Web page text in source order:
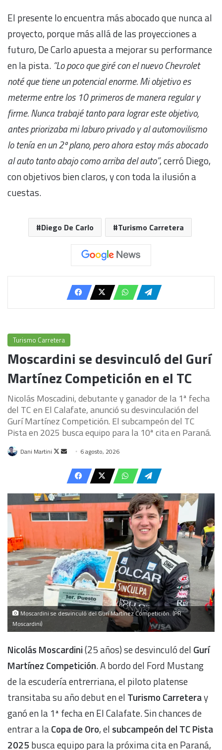
El presente lo encuentra más abocado que nunca al
proyecto, porque más allá de las proyecciones a
futuro, De Carlo apuesta a mejorar su performance
en la pista. “Lo poco que giré con el nuevo Chevrolet
noté que tiene un potencial enorme. Mi objetivo es
meterme entre los 10 primeros de manera regular y
firme. Nunca trabajé tanto para lograr este objetivo,
antes priorizaba mi laburo privado y al automovilismo
lo tenía en un 2º plano, pero ahora estoy más abocado
al auto tanto abajo como arriba del auto”, cerró Diego,
con objetivos bien claros, y con toda la ilusión a
cuestas.
Diego De Carlo Turismo Carretera